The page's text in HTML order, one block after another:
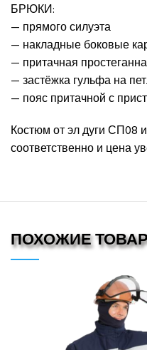
БРЮКИ:
— прямого силуэта
— накладные боковые
— притачная
— застёжка гульфа на
— пояс притачной с
Костюм от эл дуги СП08
соответственно и цена
ПОХОЖИЕ